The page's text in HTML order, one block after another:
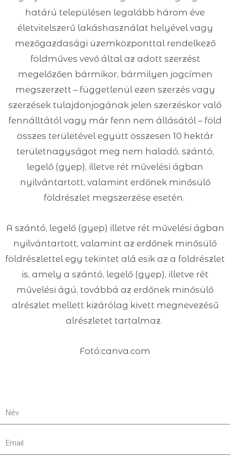
határú településen legalább három éve
életvitelszerű lakáshasználat helyével vagy
mezőgazdasági üzemközponttal rendelkező
földműves vevő által az adott szerzést
megelőzően bármikor, bármilyen jogcímen
megszerzett – függetlenül ezen szerzés vagy
szerzések tulajdonjogának jelen szerzéskor való
fennálltától vagy már fenn nem állásától – föld
összes területével együtt összesen 10 hektár
területnagyságot meg nem haladó, szántó,
legelő (gyep), illetve rét művelési ágban
nyilvántartott, valamint erdőnek minősülő
földrészlet megszerzése esetén.
A szántó, legelő (gyep) illetve rét művelési ágban
nyilvántartott, valamint az erdőnek minősülő
földrészlettel egy tekintet alá esik az a földrészlet
is, amely a szántó, legelő (gyep), illetve rét
művelési ágú, továbbá az erdőnek minősülő
alrészlet mellett kizárólag kivett megnevezésű
alrészletet tartalmaz.
Fotó:canva.com
Név
Email